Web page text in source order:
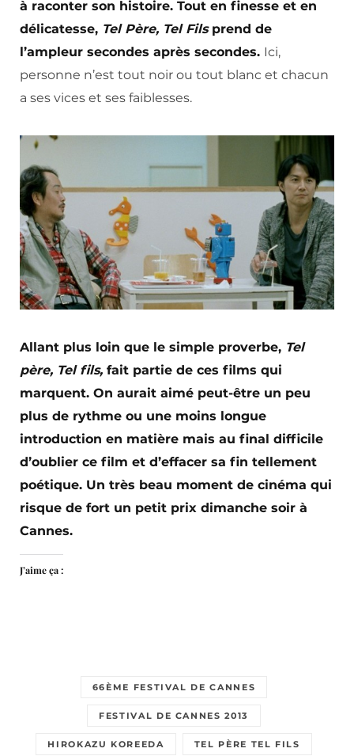
à raconter son histoire. Tout en finesse et en
délicatesse, Tel Père, Tel Filsprend de
l’ampleur secondes après secondes. Ici,
personne n’est tout noir ou tout blanc et chacun
a ses vices et ses faiblesses.
Allant plus loin que le simple proverbe, Tel
père, Tel fils, fait partie de ces films qui
marquent. On aurait aimé peut-être un peu
plus de rythme ou une moins longue
introduction en matière mais au final difficile
d’oublier ce film et d’effacer sa fin tellement
poétique. Un très beau moment de cinéma qui
risque de fort un petit prix dimanche soir à
Cannes.
J’aime ça :
66ÈME FESTIVAL DE CANNES
FESTIVAL DE CANNES 2013
HIROKAZU KOREEDA TEL PÈRE TEL FILS